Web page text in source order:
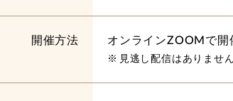
開催方法 オンラインZOOMで開
見逃し配信はありません